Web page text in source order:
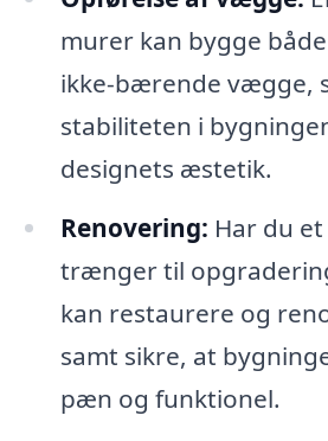
murer kan bygge
ikke-bærende vægge,
stabiliteten i
designets æstetik.
Renovering: Har du
trænger til
kan restaurere og
samt sikre, at
pæn og funktionel.